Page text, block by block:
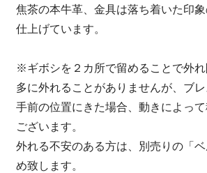
焦茶の本牛革、金具は落ち着いた印
仕上げています。
※ギボシを２カ所で留めることで外
多に外れることがありませんが、ブ
手前の位置にきた場合、動きによっ
ございます。
外れる不安のある方は、別売りの「
め致します。